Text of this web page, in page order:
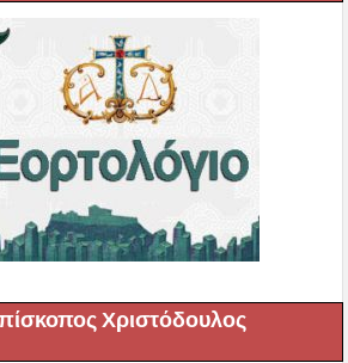
Χριστόδουλος